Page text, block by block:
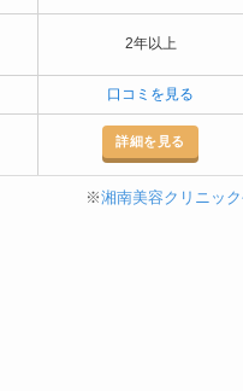
2年以上
口コミを見る
詳細を見る
※湘南美容クリニッ